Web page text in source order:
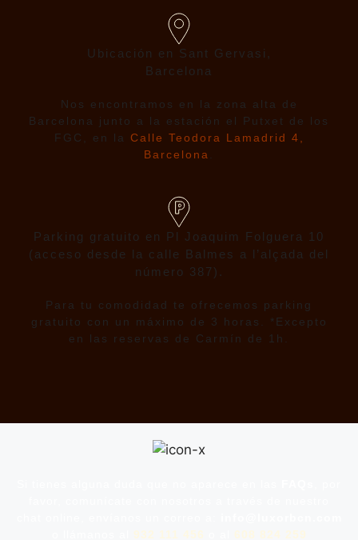
Ubicación en Sant Gervasi,
Barcelona
Nos encontramos en la zona alta de
Barcelona junto a la estación el Putxet de los
FGC, en la Calle Teodora Lamadrid 4,
Barcelona
Parking gratuito en Pl Joaquim Folguera 10
(acceso desde la calle Balmes a l’alçada del
número 387).
Para tu comodidad te ofrecemos parking
gratuito con un máximo de 3 horas. *Excepto
en las reservas de Carmín de 1h.